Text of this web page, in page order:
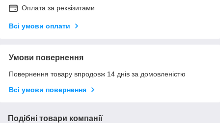
Оплата за реквізитами
Всі умови оплати
Умови повернення
Повернення товару впродовж 14 днів за домовленістю
Всі умови повернення
Подібні товари компанії